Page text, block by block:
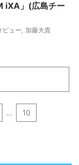
iXA」(広島チー
ビュー 加藤大貴
… 10